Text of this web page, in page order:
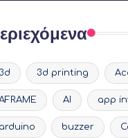
3d 3d printing
AI app
arduino buzzer